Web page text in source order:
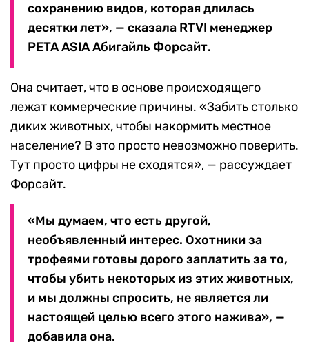
сохранению видов, которая длилась
десятки лет», — сказала RTVI менеджер
PETA ASIA Абигайль Форсайт.
Она считает, что в основе происходящего
лежат коммерческие причины. «Забить столько
диких животных, чтобы накормить местное
население? В это просто невозможно поверить.
Тут просто цифры не сходятся», — рассуждает
Форсайт.
«Мы думаем, что есть другой,
необъявленный интерес. Охотники за
трофеями готовы дорого заплатить за то,
чтобы убить некоторых из этих животных,
и мы должны спросить, не является ли
настоящей целью всего этого нажива», —
добавила она.